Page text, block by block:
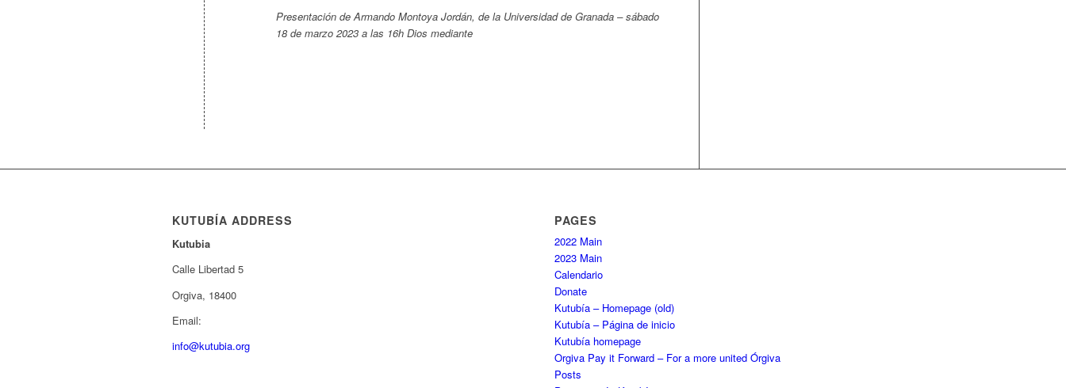
Presentación de Armando Montoya Jordán, de la Universidad de Granada – sábado
18 de marzo 2023 a las 16h Dios mediante
KUTUBÍA ADDRESS
Kutubia
Calle Libertad 5
Orgiva, 18400
Email:
info@kutubia.org
PAGES
2022 Main
2023 Main
Calendario
Donate
Kutubía – Homepage (old)
Kutubía – Página de inicio
Kutubía homepage
Orgiva Pay it Forward – For a more united Órgiva
Posts